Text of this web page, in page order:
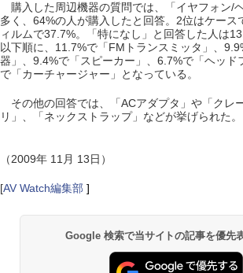
購入した周辺機器の質問では、「イヤフォン/
多く、64%の人が購入したと回答。2位はケース
ィルムで37.7%。「特になし」と回答した人は
以下順に、11.7%で「FMトランスミッタ」、
器」、9.4%で「スピーカー」、6.7%で「ヘッド
で「カーチャージャー」となっている。
その他の回答では、「ACアダプタ」や「クレ
リ」、「ネックストラップ」などが挙げられた。
（2009年 11月 13日）
[AV Watch編集部 ]
Google 検索で当サイトの記事を優先